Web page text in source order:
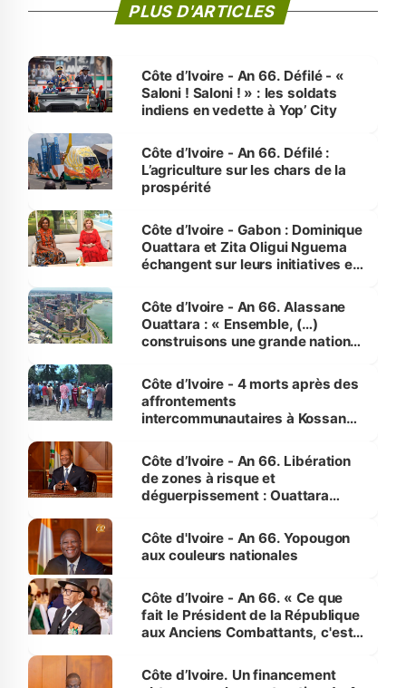
PLUS D'ARTICLES
Côte d’Ivoire - An 66. Défilé - «
Saloni ! Saloni ! » : les soldats
indiens en vedette à Yop’ City
Côte d’Ivoire - An 66. Défilé :
L’agriculture sur les chars de la
prospérité
Côte d’Ivoire - Gabon : Dominique
Ouattara et Zita Oligui Nguema
échangent sur leurs initiatives en
enfants
Côte d’Ivoire - An 66. Alassane
Ouattara : « Ensemble, (…)
construisons une grande nation
générations futures »
Côte d’Ivoire - 4 morts après des
affrontements
intercommunautaires à Kossandji
milieu des sinistrés
Côte d’Ivoire - An 66. Libération
de zones à risque et
déguerpissement : Ouattara
l'Etat de droit pour préserver les
vies humaines »
Côte d'Ivoire - An 66. Yopougon
aux couleurs nationales
Côte d’Ivoire - An 66. « Ce que
fait le Président de la République
aux Anciens Combattants, c'est
Côte d’Ivoire. Un financement